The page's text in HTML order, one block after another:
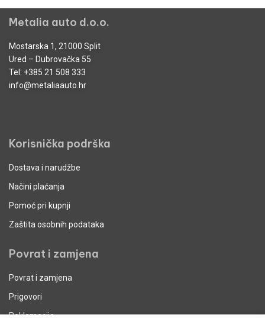
Metalia auto d.o.o.
Mostarska 1, 21000 Split
Ured – Dubrovačka 55
Tel: +385 21 508 333
info@metaliaauto.hr
Korisnička podrška
Dostava i narudžbe
Načini plaćanja
Pomoć pri kupnji
Zaštita osobnih podataka
Povrat i zamjena
Povrat i zamjena
Prigovori
Reklamacije